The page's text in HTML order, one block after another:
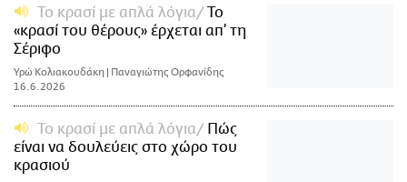
Το κρασί με απλά λόγια
Το
«κρασί του θέρους» έρχεται απ’ τη
Σέριφο
Υρώ Κολιακουδάκη | Παναγιώτης Ορφανίδης
16.6.2026
Το κρασί με απλά λόγια
Πώς
είναι να δουλεύεις στο χώρο του
κρασιού